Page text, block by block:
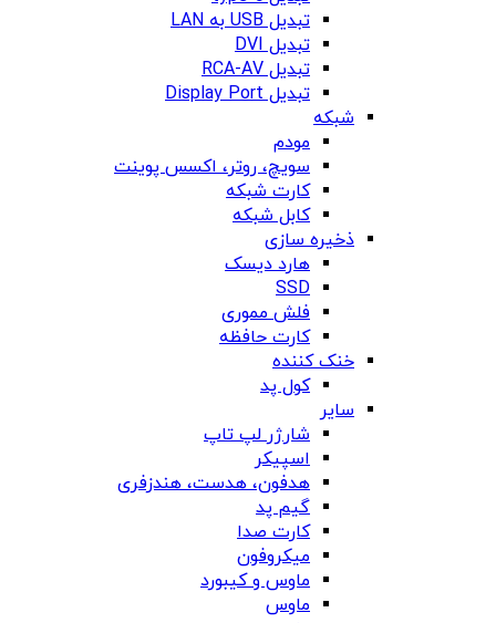
تبدیل USB به LAN
تبدیل DVI
تبدیل RCA-AV
تبدیل Display Port
شبکه
مودم
سویچ، روتر، اکسس پوینت
کارت شبکه
کابل شبکه
ذخیره سازی
هارد دیسک
SSD
فلش مموری
کارت حافظه
خنک کننده
کول پد
سایر
شارژر لپ تاپ
اسپیکر
هدفون، هدست، هندزفری
گیم پد
کارت صدا
میکروفون
ماوس و کیبورد
ماوس